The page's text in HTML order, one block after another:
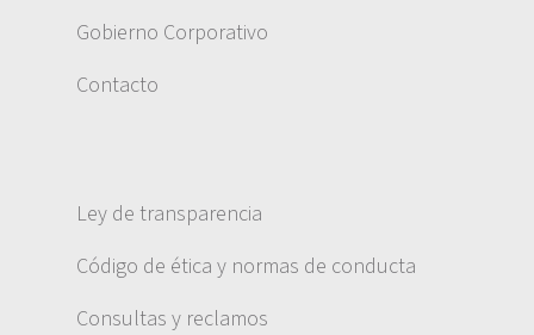
Gobierno Corporativo
Contacto
Ley de transparencia
Código de ética y normas de conducta
Consultas y reclamos